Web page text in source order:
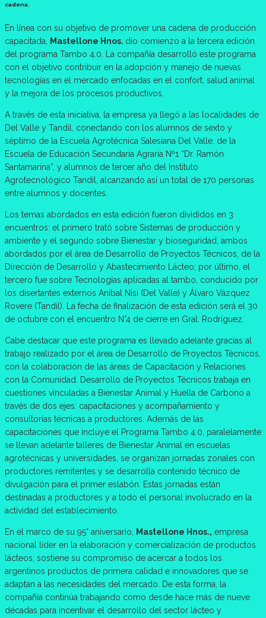
cadena.
En línea con su objetivo de promover una cadena de producción
capacitada, Mastellone Hnos. dio comienzo a la tercera edición
del programa Tambo 4.0. La compañía desarrolló este programa
con el objetivo contribuir en la adopción y manejo de nuevas
tecnologías en el mercado enfocadas en el confort, salud animal
y la mejora de los procesos productivos.
A través de esta iniciativa, la empresa ya llegó a las localidades de
Del Valle y Tandil, conectando con los alumnos de sexto y
séptimo de la Escuela Agrotécnica Salesiana Del Valle, de la
Escuela de Educación Secundaria Agraria Nº1 “Dr. Ramón
Santamarina”, y alumnos de tercer año del Instituto
Agrotecnológico Tandil, alcanzando así un total de 170 personas
entre alumnos y docentes.
Los temas abordados en esta edición fueron divididos en 3
encuentros: el primero trató sobre Sistemas de producción y
ambiente y el segundo sobre Bienestar y bioseguridad, ambos
abordados por el área de Desarrollo de Proyectos Técnicos, de la
Dirección de Desarrollo y Abastecimiento Lácteo; por último, el
tercero fue sobre Tecnologías aplicadas al tambo, conducido por
los disertantes externos Anibal Nisi (Del Valle) y Álvaro Vázquez
Rovere (Tandil). La fecha de finalización de esta edición será el 30
de octubre con el encuentro N°4 de cierre en Gral. Rodríguez.
Cabe destacar que este programa es llevado adelante gracias al
trabajo realizado por el área de Desarrollo de Proyectos Técnicos,
con la colaboración de las áreas de Capacitación y Relaciones
con la Comunidad. Desarrollo de Proyectos Técnicos trabaja en
cuestiones vinculadas a Bienestar Animal y Huella de Carbono a
través de dos ejes: capacitaciones y acompañamiento y
consultorías técnicas a productores. Además de las
capacitaciones que incluye el Programa Tambo 4.0, paralelamente
se llevan adelante talleres de Bienestar Animal en escuelas
agrotécnicas y universidades, se organizan jornadas zonales con
productores remitentes y se desarrolla contenido técnico de
divulgación para el primer eslabón. Estas jornadas están
destinadas a productores y a todo el personal involucrado en la
actividad del establecimiento.
En el marco de su 95° aniversario, Mastellone Hnos., empresa
nacional líder en la elaboración y comercialización de productos
lácteos, sostiene su compromiso de acercar a todos los
argentinos productos de primera calidad e innovadores que se
adaptan a las necesidades del mercado. De esta forma, la
compañía continúa trabajando como desde hace más de nueve
décadas para incentivar el desarrollo del sector lácteo y